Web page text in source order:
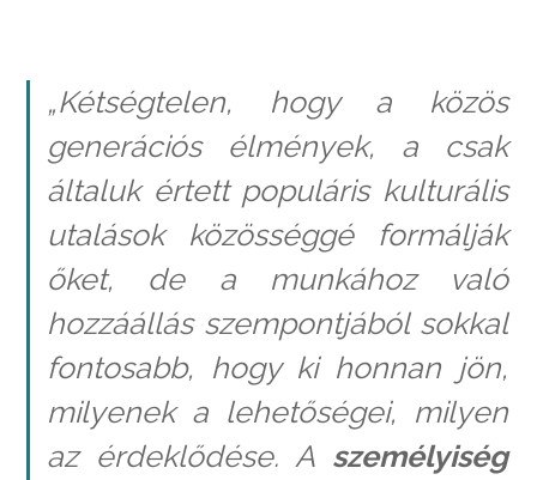
„Kétségtelen, hogy a közös
generációs élmények, a csak
általuk értett populáris kulturális
utalások közösséggé formálják
őket, de a munkához való
hozzáállás szempontjából sokkal
fontosabb, hogy ki honnan jön,
milyenek a lehetőségei, milyen
az érdeklődése. A személyiség